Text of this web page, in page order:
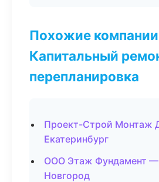
Похожие
Капитальный
перепланировка
Проект-Строй Монтаж
Екатеринбург
ООО Этаж Фундамент —
Новгород